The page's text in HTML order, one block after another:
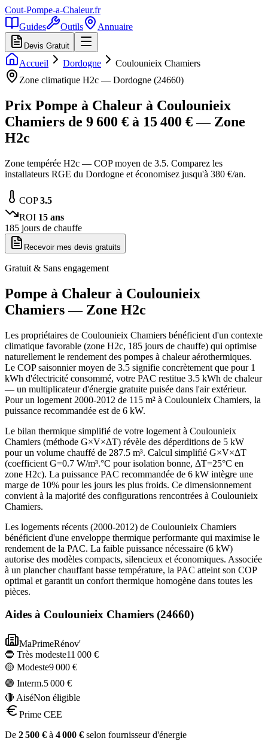
Cout-Pompe-a-Chaleur.fr
Guides
Outils Annuaire
Devis Gratuit
Accueil Dordogne
Coulounieix Chamiers
Zone climatique H2c — Dordogne (24660)
Prix Pompe à Chaleur à Coulounieix
Chamiers de 9 600 € à 15 400 € — Zone
H2c
Zone tempérée H2c — COP moyen de 3.5. Comparez les
installateurs RGE du Dordogne et économisez jusqu'à 380 €/an.
COP3.5
ROI 15 ans
185 jours de chauffe
Recevoir mes devis gratuits
Gratuit & Sans engagement
Pompe à Chaleur à Coulounieix
Chamiers— Zone H2c
Les propriétaires de Coulounieix Chamiers bénéficient d'un contexte
climatique favorable (zone H2c, 185 jours de chauffe) qui optimise
naturellement le rendement des pompes à chaleur aérothermiques.
Le COP saisonnier moyen de 3.5 signifie concrètement que pour 1
kWh d'électricité consommé, votre PAC restitue 3.5 kWh de chaleur
— un multiplicateur d'énergie gratuite puisée dans l'air extérieur.
Pour un logement 2000-2012 de 115 m² à Coulounieix Chamiers, la
puissance recommandée est de 6 kW.
Le bilan thermique simplifié de votre logement à Coulounieix
Chamiers (méthode G×V×ΔT) révèle des déperditions de 5 kW
pour un volume chauffé de 287.5 m³. Calcul simplifié G×V×ΔT
(coefficient G=0.7 W/m³.°C pour isolation bonne, ΔT=25°C en
zone H2c). La puissance PAC recommandée de 6 kW intègre une
marge de 10% pour les jours les plus froids. Ce dimensionnement
convient à la majorité des configurations rencontrées à Coulounieix
Chamiers.
Les logements récents (2000-2012) de Coulounieix Chamiers
bénéficient d'une enveloppe thermique performante qui maximise le
rendement de la PAC. La faible puissance nécessaire (6 kW)
autorise des modèles compacts, silencieux et économiques. Associée
à un plancher chauffant basse température, la PAC atteint son COP
optimal et garantit un confort thermique homogène dans toutes les
pièces.
Aides à Coulounieix Chamiers (24660)
MaPrimeRénov'
🔵 Très modeste11 000 €
🟡 Modeste9 000 €
🟣 Interm.5 000 €
🔴 AiséNon éligible
Prime CEE
De 2 500 € à 4 000 € selon fournisseur d'énergie